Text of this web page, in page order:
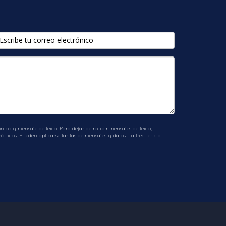
apoyo necesario, puedes encontrar
paso del proceso y no dudar en
y mensaje de texto. Para dejar de recibir mensajes de texto,
Pueden aplicarse tarifas de mensajes y datos. La frecuencia